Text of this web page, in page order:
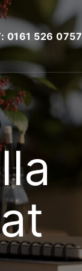
0161 526 0757